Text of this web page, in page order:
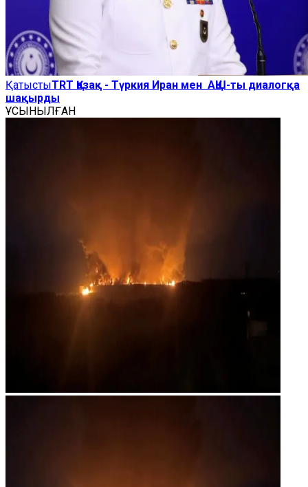
ҚатыстыTRT Қазақ - Түркия Иран мен АҚШ-ты диалогқа
шақырды
ҰСЫНЫЛҒАН